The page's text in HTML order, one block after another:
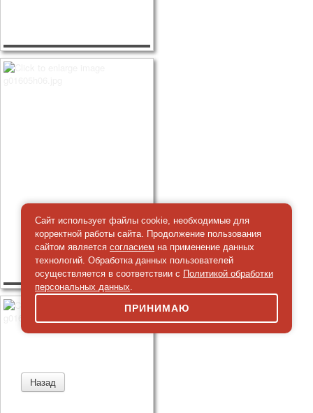
Сайт использует файлы cookie, необходимые для
корректной работы сайта. Продолжение пользования
сайтом является согласием на применение данных
технологий. Обработка данных пользователей
осуществляется в соответствии с Политикой обработки
персональных данных.
ПРИНИМАЮ